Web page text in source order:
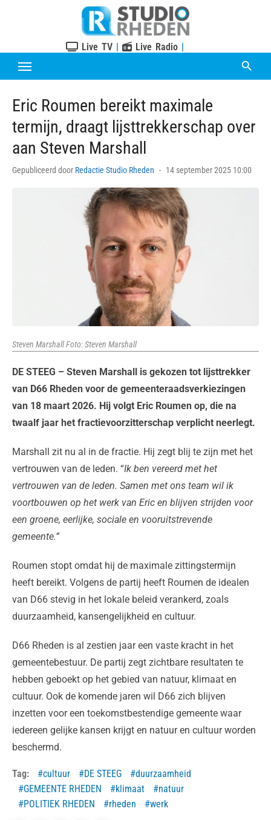
Live TV | Live Radio |
Eric Roumen bereikt maximale
termijn, draagt lijsttrekkerschap over
aan Steven Marshall
Gepubliceerd door Redactie Studio Rheden
Posted
14 september 2025 10:00
Steven Marshall Foto: Steven Marshall
DE STEEG – Steven Marshall is gekozen tot lijsttrekker
van D66 Rheden voor de gemeenteraadsverkiezingen
van 18 maart 2026. Hij volgt Eric Roumen op, die na
twaalf jaar het fractievoorzitterschap verplicht neerlegt.
Marshall zit nu al in de fractie. Hij zegt blij te zijn met het
vertrouwen van de leden. “Ik ben vereerd met het
vertrouwen van de leden. Samen met ons team wil ik
voortbouwen op het werk van Eric en blijven strijden voor
een groene, eerlijke, sociale en vooruitstrevende
gemeente.”
Roumen stopt omdat hij de maximale zittingstermijn
heeft bereikt. Volgens de partij heeft Roumen de idealen
van D66 stevig in het lokale beleid verankerd, zoals
duurzaamheid, kansengelijkheid en cultuur.
D66 Rheden is al zestien jaar een vaste kracht in het
gemeentebestuur. De partij zegt zichtbare resultaten te
hebben geboekt op het gebied van natuur, klimaat en
cultuur. Ook de komende jaren wil D66 zich blijven
inzetten voor een toekomstbestendige gemeente waar
iedereen gelijke kansen krijgt en natuur en cultuur worden
beschermd.
Tag: cultuur DE STEEG
duurzaamheid
GEMEENTE RHEDEN
klimaat
natuur
POLITIEK RHEDEN
rheden werk